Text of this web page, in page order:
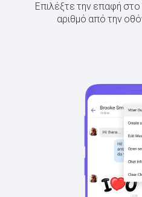
Επιλέξτε την επαφή
αριθμό από την